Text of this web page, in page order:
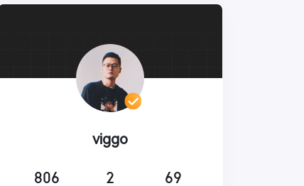
viggo
806 2 69